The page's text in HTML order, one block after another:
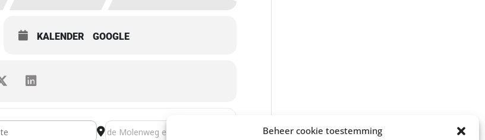
Beheer cookie toestemming
KALENDER GOOGLE
Destination Address - Emsterfeest [tt7rQuybY]